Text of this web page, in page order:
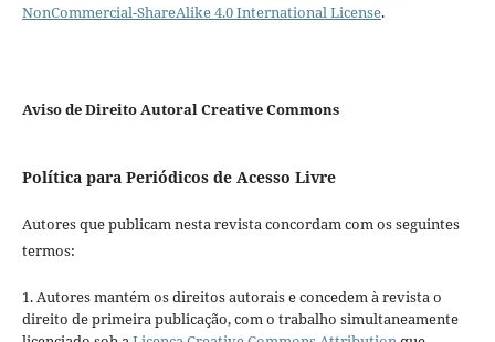
NonCommercial-ShareAlike 4.0 International License.
Aviso de Direito Autoral Creative Commons
Política para Periódicos de Acesso Livre
Autores que publicam nesta revista concordam com os seguintes
termos:
1. Autores mantém os direitos autorais e concedem à revista o
direito de primeira publicação, com o trabalho simultaneamente